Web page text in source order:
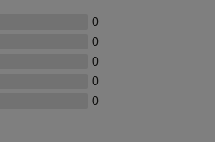
0
0
0
0
0